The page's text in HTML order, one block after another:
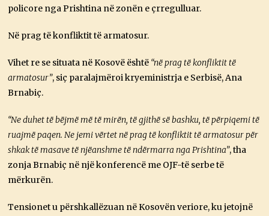
policore nga Prishtina në zonën e çrregulluar.
Në prag të konfliktit të armatosur.
Vihet re se situata në Kosovë është “në prag të konfliktit të
armatosur”, siç paralajmëroi kryeministrja e Serbisë, Ana
Brnabiç.
“Ne duhet të bëjmë më të mirën, të gjithë së bashku, të përpiqemi të
ruajmë paqen. Ne jemi vërtet në prag të konfliktit të armatosur për
shkak të masave të njëanshme të ndërmarra nga Prishtina”, tha
zonja Brnabiç në një konferencë me OJF-të serbe të
mërkurën.
Tensionet u përshkallëzuan në Kosovën veriore, ku jetojnë